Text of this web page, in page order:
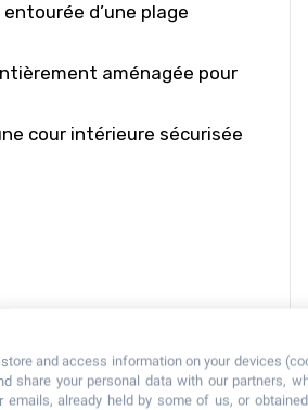
entourée d’une plage
aménagée pour
cour intérieure sécurisée
seulement
maximal, notamment en
and access information on your devices
share your personal data with our partners,
already held by some of us, or obtained